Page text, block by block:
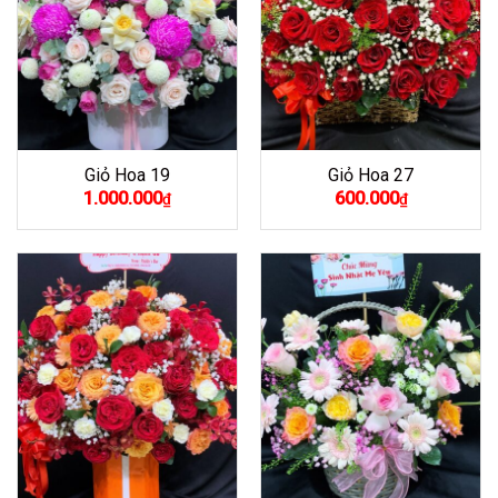
Giỏ Hoa 19
1.000.000₫
Giỏ Hoa 27
600.000₫